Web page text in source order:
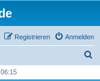
Anmelden
Registrieren